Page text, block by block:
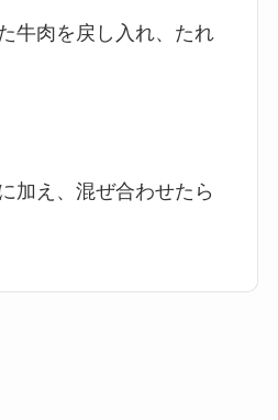
牛肉を戻し入れ、たれ
加え、混ぜ合わせたら